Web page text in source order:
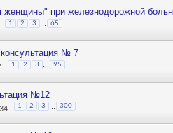
женщины" при железнодорожной
1 2 3 65
№ 7
1 2 3 95
№12
1 2 3 ... 300